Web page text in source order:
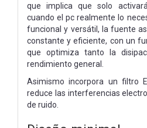
que implica que solo
cuando el pc realmente lo
funcional y versátil, la fuente
constante y eficiente, con un
que optimiza tanto la
rendimiento general.
Asimismo incorpora un filtro
reduce las interferencias
de ruido.